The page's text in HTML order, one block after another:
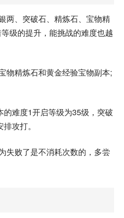
两、突破石、精炼石、宝物精
级的提升，能挑战的难度也越
物精炼石和黄金经验宝物副本;
难度1开启等级为35级，突破
攻打。
失败了是不消耗次数的，多尝